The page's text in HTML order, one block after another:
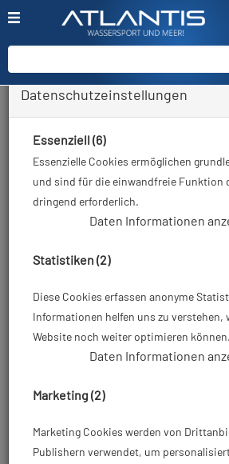
Zurück
Datenschutzeinstellungen
Essenziell (6)
Essenzielle Cookies ermöglichen
und sind für die einwandfreie Funktion
dringend erforderlich.
Daten Informationen
Statistiken (2)
Diese Cookies erfassen anonyme
Informationen helfen uns zu verstehen,
Website noch weiter optimieren können.
Daten Informationen
Marketing (2)
Marketing Cookies werden von
Publishern verwendet, um